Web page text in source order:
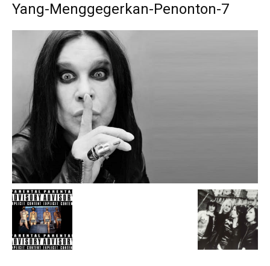
Yang-Menggegerkan-Penonton-7